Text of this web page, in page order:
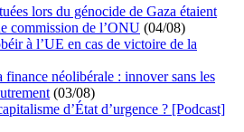
lors du génocide de Gaza étaient
commission de l’ONU (04/08)
à l’UE en cas de victoire de la
néolibérale : innover sans les
(03/08)
d’État d’urgence ? [Podcast]